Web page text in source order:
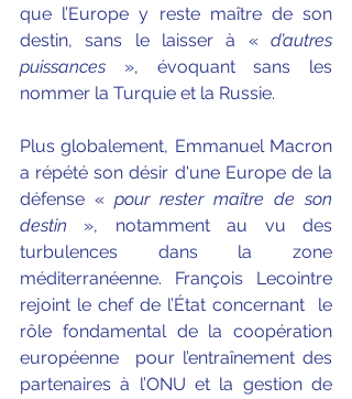
que l’Europe y reste maître de son
destin, sans le laisser à « d’autres
puissances », évoquant sans les
nommer la Turquie et la Russie.
Plus globalement, Emmanuel Macron
a répété son désir d'une Europe de la
défense « pour rester maître de son
destin », notamment au vu des
turbulences dans la zone
méditerranéenne. François Lecointre
rejoint le chef de l’État concernant  le
rôle fondamental de la coopération
européenne  pour l’entraînement des
partenaires à l’ONU et la gestion de